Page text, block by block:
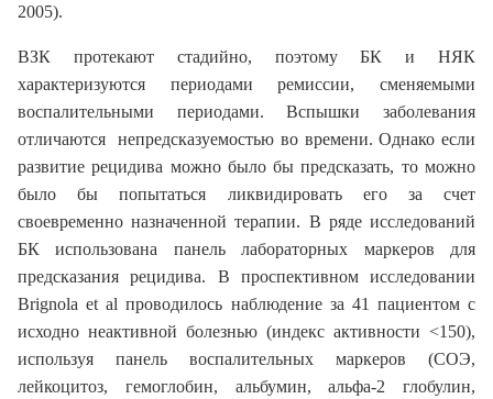
2005).
ВЗК протекают стадийно, поэтому БК и НЯК
характеризуются периодами ремиссии, сменяемыми
воспалительными периодами. Вспышки заболевания
отличаются непредсказуемостью во времени. Однако если
развитие рецидива можно было бы предсказать, то можно
было бы попытаться ликвидировать его за счет
своевременно назначенной терапии. В ряде исследований
БК использована панель лабораторных маркеров для
предсказания рецидива. В проспективном исследовании
Brignola et al проводилось наблюдение за 41 пациентом с
исходно неактивной болезнью (индекс активности <150),
используя панель воспалительных маркеров (СОЭ,
лейкоцитоз, гемоглобин, альбумин, альфа-2 глобулин,